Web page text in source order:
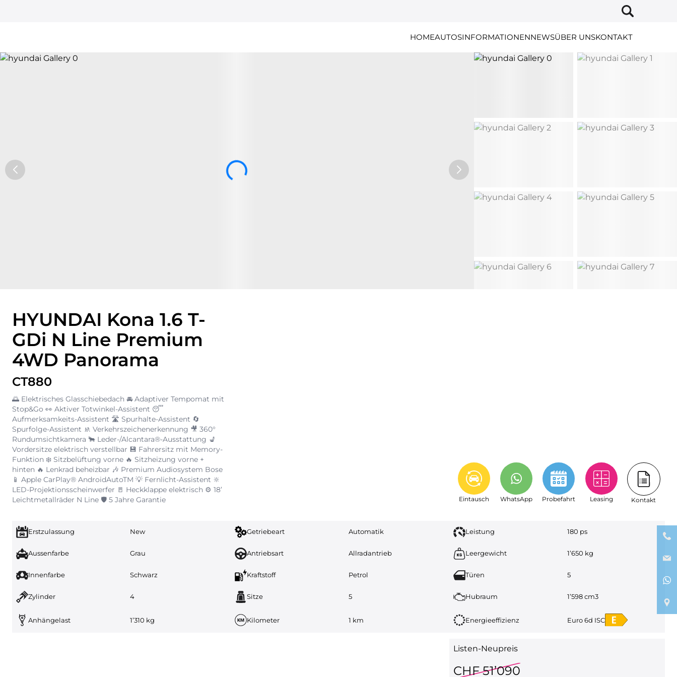
HOMEAUTOSINFORMATIONENNEWSÜBER UNSKONTAKT
HYUNDAI Kona 1.6 T-
GDi N Line Premium
4WD Panorama
CT880
🌅 Elektrisches Glasschiebedach 🚘 Adaptiver Tempomat mit
Stop&Go 👀 Aktiver Totwinkel-Assistent 😴
Aufmerksamkeits-Assistent 🛣️ Spurhalte-Assistent 🔄
Spurfolge-Assistent 🚸 Verkehrszeichenerkennung 🎥 360°
Rundumsichtkamera 🐂 Leder-/Alcantara®-Ausstattung 💺
Vordersitze elektrisch verstellbar 💾 Fahrersitz mit Memory-
Funktion ❄️ Sitzbelüftung vorne 🔥 Sitzheizung vorne +
hinten 🔥 Lenkrad beheizbar 🎶 Premium Audiosystem Bose
📱 Apple CarPlay® AndroidAutoTM 💡 Fernlicht-Assistent 🔆
LED-Projektionsscheinwerfer 🚪 Heckklappe elektrisch ⚙️ 18’
Leichtmetallräder N Line 🛡️ 5 Jahre Garantie
Eintausch WhatsApp Probefahrt Leasing Kontakt
Erstzulassung New Getriebeart Automatik Leistung 180 ps
Aussenfarbe Grau Antriebsart Allradantrieb Leergewicht 1’650 kg
Innenfarbe Schwarz Kraftstoff Petrol Türen 5
Zylinder 4 Sitze 5 Hubraum 1’598 cm3
Anhängelast 1’310 kg Kilometer 1 km Energieeffizienz Euro 6d ISC
Listen-Neupreis
CHF 51’090